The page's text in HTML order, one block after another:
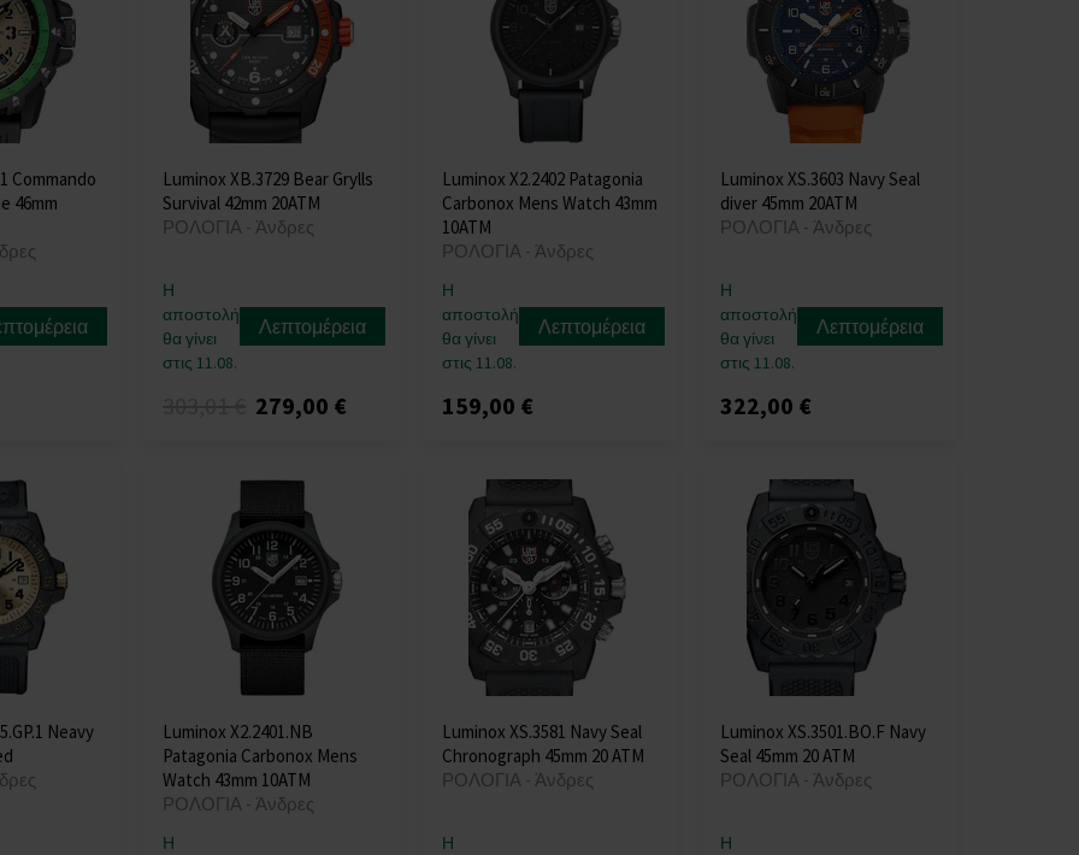
Commando
46mm
Luminox XB.3729 Bear Grylls
Survival 42mm 20ATM
ΡΟΛΟΓΙΑ - Άνδρες
Η
αποστολή
θα γίνει
στις 11.08.
Λεπτομέρεια
279,00 €
Luminox X2.2402 Patagonia
Carbonox Mens Watch 43mm
10ATM
ΡΟΛΟΓΙΑ - Άνδρες
Η
αποστολή
θα γίνει
στις 11.08.
Λεπτομέρεια
159,00 €
Luminox XS.3603 Navy Seal
diver 45mm 20ATM
ΡΟΛΟΓΙΑ - Άνδρες
Η
αποστολή
θα γίνει
στις 11.08.
Λεπτομέρεια
322,00 €
Neavy
Luminox X2.2401.NB
Patagonia Carbonox Mens
Watch 43mm 10ATM
ΡΟΛΟΓΙΑ - Άνδρες
Η
Luminox XS.3581 Navy Seal
Chronograph 45mm 20 ATM
ΡΟΛΟΓΙΑ - Άνδρες
Η
Luminox XS.3501.BO.F Navy
Seal 45mm 20 ATM
ΡΟΛΟΓΙΑ - Άνδρες
Η